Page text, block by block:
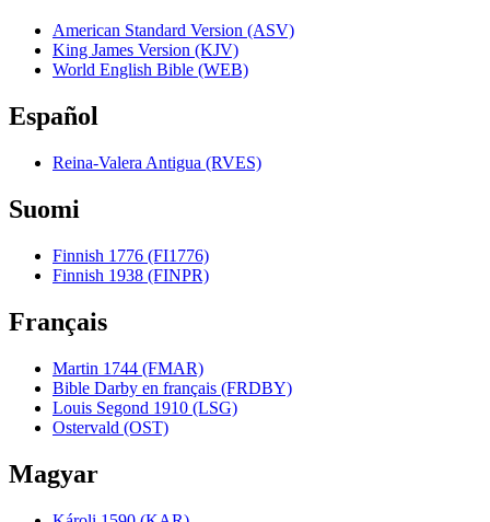
American Standard Version (ASV)
King James Version (KJV)
World English Bible (WEB)
Español
Reina-Valera Antigua (RVES)
Suomi
Finnish 1776 (FI1776)
Finnish 1938 (FINPR)
Français
Martin 1744 (FMAR)
Bible Darby en français (FRDBY)
Louis Segond 1910 (LSG)
Ostervald (OST)
Magyar